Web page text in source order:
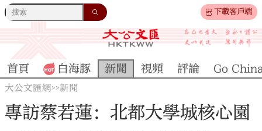
下載客戶端
首頁 白海豚 新聞 視頻 評論 Go
大公文匯網>>新聞
專訪蔡若蓮：北都大學城核心園